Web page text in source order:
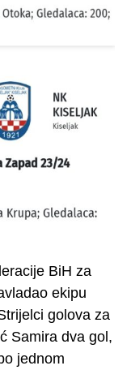
BiH za
ekipu
golova za
Samira dva gol,
jednom